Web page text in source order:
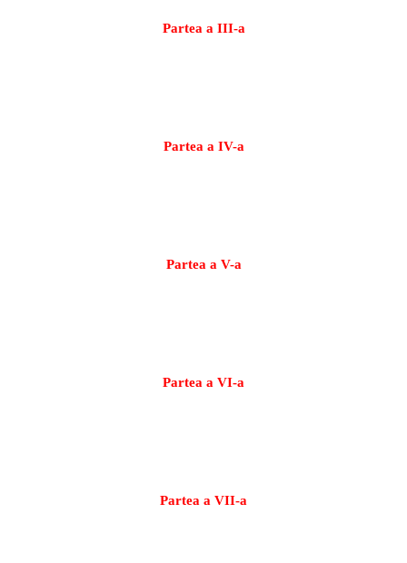
Partea a III-a
Partea a IV-a
Partea a V-a
Partea a VI-a
Partea a VII-a